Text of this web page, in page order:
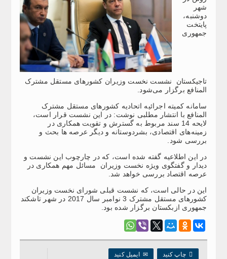
شهر
دوشنبه،
پایتخت
جمهوری
تاجیکستان نشست نخست وزیران کشورهای مستقل مشترک
المنافع برگزار می‌شود.
سامانه کمیته اجرائیه اتحادیه کشورهای مستقل مشترک
المنافع با انتشار مطلبی نوشت: در این نشست قرار است،
لایحه 14 سند مربوط به گسترش و تقویت همکاری در
زمینه‌های اقتصادی، بشردوستانه و دیگر عرصه ها بحث و
بررسی شود.
در این اطلاعیه گفته شده است، که در چارچوب این نشست و
دیدار و گفتگوی ویژه نخست وزیران مسائل مهم همکاری در
عرصه اقتصاد بررسی خواهد شد.
این در حالی است، که نشست قبلی شورای نخست وزیران
کشورهای مستقل مشترک 3 نوامبر سال 2017 در شهر تاشکند
جمهوری ازبکستان برگزار شده بود.
 چاپ کنید ✉ایمیل کنید